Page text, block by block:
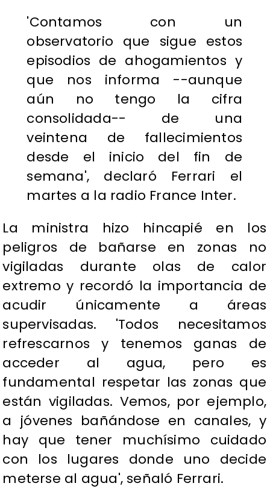
'Contamos con un
observatorio que sigue estos
episodios de ahogamientos y
que nos informa --aunque
aún no tengo la cifra
consolidada-- de una
veintena de fallecimientos
desde el inicio del fin de
semana', declaró Ferrari el
martes a la radio France Inter.
La ministra hizo hincapié en los
peligros de bañarse en zonas no
vigiladas durante olas de calor
extremo y recordó la importancia de
acudir únicamente a áreas
supervisadas. 'Todos necesitamos
refrescarnos y tenemos ganas de
acceder al agua, pero es
fundamental respetar las zonas que
están vigiladas. Vemos, por ejemplo,
a jóvenes bañándose en canales, y
hay que tener muchísimo cuidado
con los lugares donde uno decide
meterse al agua', señaló Ferrari.